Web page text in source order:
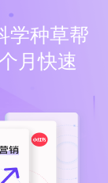
学种草帮
月快速